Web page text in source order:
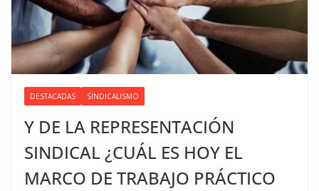
DESTACADAS SINDICALISMO
Y DE LA REPRESENTACIÓN
SINDICAL ¿CUÁL ES HOY EL
MARCO DE TRABAJO PRÁCTICO